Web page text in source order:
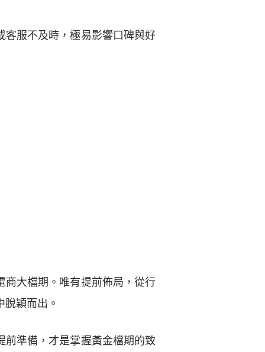
客服不及時，極易影響口碑與好
商大檔期。唯有提前佈局，從行
穎而出。
前準備，才是掌握黃金檔期的致